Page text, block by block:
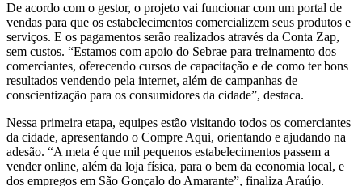
De acordo com o gestor, o projeto vai funcionar com um portal de
vendas para que os estabelecimentos comercializem seus produtos e
serviços. E os pagamentos serão realizados através da Conta Zap,
sem custos. “Estamos com apoio do Sebrae para treinamento dos
comerciantes, oferecendo cursos de capacitação e de como ter bons
resultados vendendo pela internet, além de campanhas de
conscientização para os consumidores da cidade”, destaca.
Nessa primeira etapa, equipes estão visitando todos os comerciantes
da cidade, apresentando o Compre Aqui, orientando e ajudando na
adesão. “A meta é que mil pequenos estabelecimentos passem a
vender online, além da loja física, para o bem da economia local, e
dos empregos em São Gonçalo do Amarante”, finaliza Araújo.